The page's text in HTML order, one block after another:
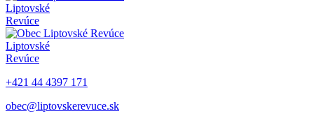
Liptovské
Revúce
Liptovské
Revúce
+421 44 4397 171
obec@liptovskerevuce.sk